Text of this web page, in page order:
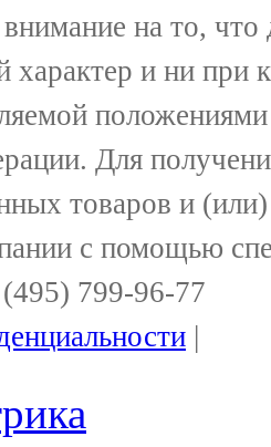
на то, что
и ни при
Для
товаров и
с помощью
799-96-77
|